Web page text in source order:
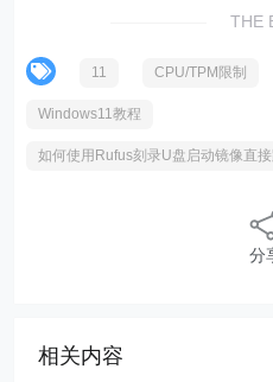
THE
11 CPU/TPM限制
Windows11教程
如何使用Rufus刻录U盘启动镜像直
分
相关内容